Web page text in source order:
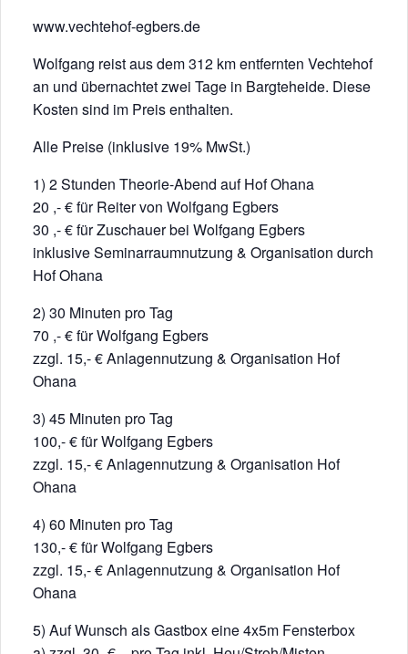
www.vechtehof-egbers.de
Wolfgang reist aus dem 312 km entfernten Vechtehof
an und übernachtet zwei Tage in Bargteheide. Diese
Kosten sind im Preis enthalten.
Alle Preise (inklusive 19% MwSt.)
1) 2 Stunden Theorie-Abend auf Hof Ohana
20 ,- € für Reiter von Wolfgang Egbers
30 ,- € für Zuschauer bei Wolfgang Egbers
inklusive Seminarraumnutzung & Organisation durch
Hof Ohana
2) 30 Minuten pro Tag
70 ,- € für Wolfgang Egbers
zzgl. 15,- € Anlagennutzung & Organisation Hof
Ohana
3) 45 Minuten pro Tag
100,- € für Wolfgang Egbers
zzgl. 15,- € Anlagennutzung & Organisation Hof
Ohana
4) 60 Minuten pro Tag
130,- € für Wolfgang Egbers
zzgl. 15,- € Anlagennutzung & Organisation Hof
Ohana
5) Auf Wunsch als Gastbox eine 4x5m Fensterbox